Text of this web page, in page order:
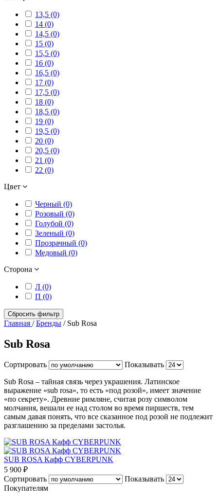
13,5 (0)
14 (0)
14,5 (0)
15 (0)
15,5 (0)
16 (0)
16,5 (0)
17 (0)
17,5 (0)
18 (0)
18,5 (0)
19 (0)
19,5 (0)
20 (0)
20,5 (0)
21 (0)
22 (0)
Цвет
Черный (0)
Розовый (0)
Голубой (0)
Зеленый (0)
Прозрачный (0)
Медовый (0)
Сторона
Л (0)
П (0)
Сбросить фильтр
Главная /Бренды / Sub Rosa
Sub Rosa
Сортировать Показывать
Sub Rosa – тайная связь через украшения. Латинское
выражение «sub rosa», то есть «под розой», имеет значение
«по секрету». Древние римляне, считая розу символом
молчания, вешали ее над столом во время пиршеств, тем
самым давая понять, что все сказанное под розой не подлежит
разглашению за пределами застолья.
SUB ROSA Кафф CYBERPUNK
5 900 ₽
Сортировать
Показывать
Покупателям